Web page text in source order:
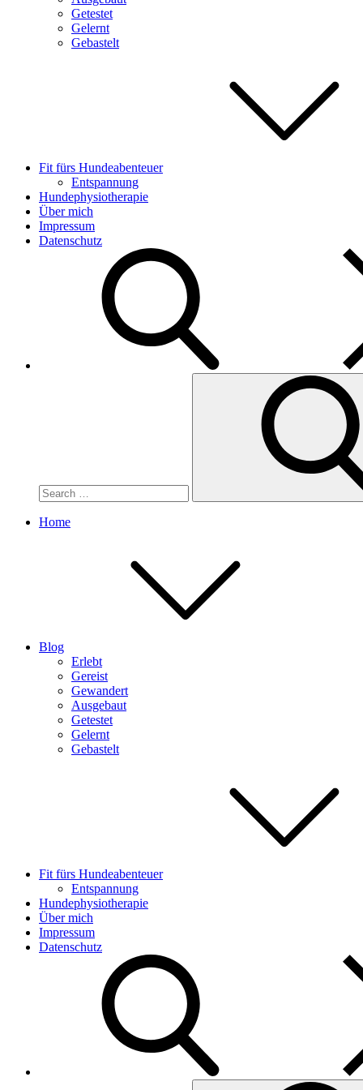
Getestet
Gelernt
Gebastelt
Fit fürs Hundeabenteuer
Entspannung
Hundephysiotherapie
Über mich
Impressum
Datenschutz
Home
Blog
Erlebt
Gereist
Gewandert
Ausgebaut
Getestet
Gelernt
Gebastelt
Fit fürs Hundeabenteuer
Entspannung
Hundephysiotherapie
Über mich
Impressum
Datenschutz